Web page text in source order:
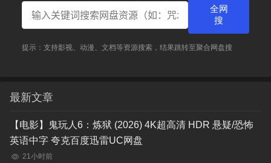
全网
搜
提示：支持影视、动漫、文档等资源搜索，结果跳转至聚合网盘搜
最新文章
【电影】鬼玩人6：炼狱 (2026) 4K超高清 HDR 悬疑/恐怖
英语中字 夸克百度迅雷UC网盘
21小时前